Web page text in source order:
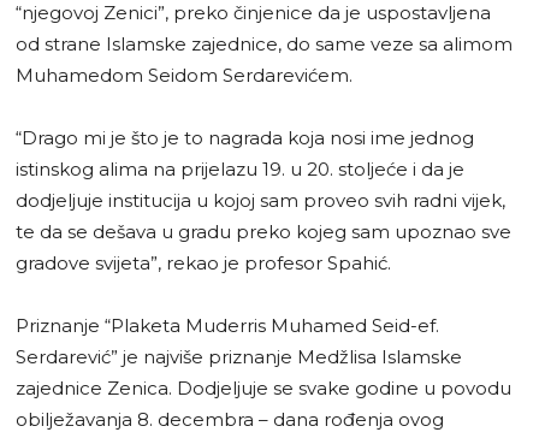
“njegovoj Zenici”, preko činjenice da je uspostavljena
od strane Islamske zajednice, do same veze sa alimom
Muhamedom Seidom Serdarevićem.
“Drago mi je što je to nagrada koja nosi ime jednog
istinskog alima na prijelazu 19. u 20. stoljeće i da je
dodjeljuje institucija u kojoj sam proveo svih radni vijek,
te da se dešava u gradu preko kojeg sam upoznao sve
gradove svijeta”, rekao je profesor Spahić.
Priznanje “Plaketa Muderris Muhamed Seid-ef.
Serdarević” je najviše priznanje Medžlisa Islamske
zajednice Zenica. Dodjeljuje se svake godine u povodu
obilježavanja 8. decembra – dana rođenja ovog